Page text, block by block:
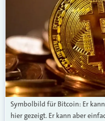
Symbolbild für Bitcoin: Er
hier gezeigt. Er kann aber